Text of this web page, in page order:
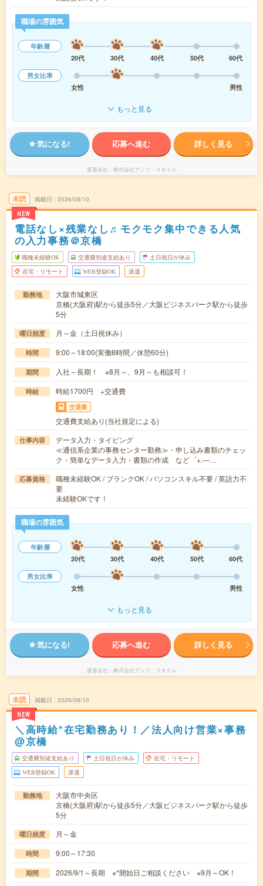
職場の雰囲気
年齢層
20代
30代 40代 50代
60代
男女比率
女性
男性
もっと見る
気になる! 応募へ進む 詳しく見る
派遣会社 株式会社アンフ・スタイル
未読
NEW
掲載日 2026/08/10
電話なし×残業なし♬モクモク集中できる人気
の入力事務＠京橋
職種未経験OK 交通費別途支給あり 土日祝日が休み
在宅・リモート WEB登録OK 派遣
勤務地
大阪市城東区
京橋(大阪府)駅から徒歩5分／大阪ビジネスパーク駅から徒歩
5分
曜日頻度 月～金（土日祝休み）
時間 9:00～18:00(実働8時間／休憩60分)
期間 入社～長期！ ※8月～、9月～も相談可！
時給 時給1700円 +交通費
交通費
交通費支給あり(当社規定による)
仕事内容
データ入力・タイピング
≪通信系企業の事務センター勤務≫・申し込み書類のチェッ
ク・簡単なデータ入力・書類の作成 など゜+.―…
応募資格
職種未経験OK / ブランクOK / パソコンスキル不要 / 英語力不
要
未経験OKです！
職場の雰囲気
年齢層
20代
30代 40代 50代
60代
男女比率
女性
男性
もっと見る
気になる! 応募へ進む 詳しく見る
派遣会社 株式会社アンフ・スタイル
未読
NEW
掲載日 2026/08/10
＼高時給*在宅勤務あり！／法人向け営業×事務
@京橋
交通費別途支給あり 土日祝日が休み 在宅・リモート
WEB登録OK 派遣
勤務地
大阪市中央区
京橋(大阪府)駅から徒歩5分／大阪ビジネスパーク駅から徒歩
5分
曜日頻度 月～金
時間 9:00～17:30
期間 2026/9/1～長期 ※*開始日ご相談ください ※9月～OK！